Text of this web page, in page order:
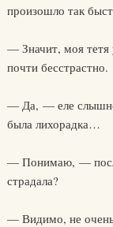
произошло так
— Значит, моя тетя
почти бесстрастно.
— Да, — еле
была лихорадка…
— Понимаю, —
страдала?
— Видимо, не